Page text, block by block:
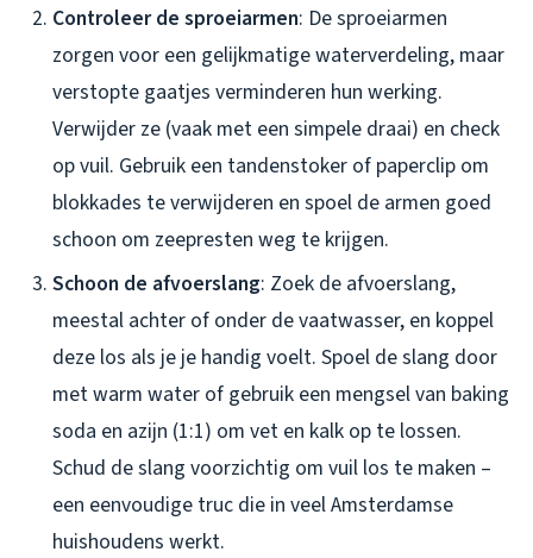
Controleer de sproeiarmen: De sproeiarmen
zorgen voor een gelijkmatige waterverdeling, maar
verstopte gaatjes verminderen hun werking.
Verwijder ze (vaak met een simpele draai) en check
op vuil. Gebruik een tandenstoker of paperclip om
blokkades te verwijderen en spoel de armen goed
schoon om zeepresten weg te krijgen.
Schoon de afvoerslang: Zoek de afvoerslang,
meestal achter of onder de vaatwasser, en koppel
deze los als je je handig voelt. Spoel de slang door
met warm water of gebruik een mengsel van baking
soda en azijn (1:1) om vet en kalk op te lossen.
Schud de slang voorzichtig om vuil los te maken –
een eenvoudige truc die in veel Amsterdamse
huishoudens werkt.